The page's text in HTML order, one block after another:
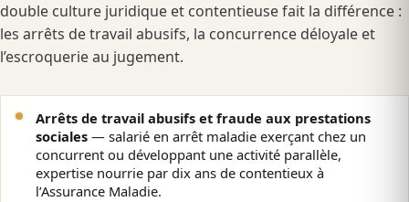
double culture juridique et contentieuse fait la différence :
les arrêts de travail abusifs, la concurrence déloyale et
l’escroquerie au jugement.
Arrêts de travail abusifs et fraude aux prestations
sociales — salarié en arrêt maladie exerçant chez un
concurrent ou développant une activité parallèle,
expertise nourrie par dix ans de contentieux à
l’Assurance Maladie.